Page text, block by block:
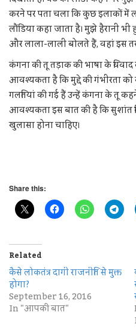
करने पर पता चला कि कुछ इलाकों
लौंडिया कहा जाता है। मुझे हैरानी
और लाला-लाली बोलते हैं, वहां इस
कंगना की तू तड़ाक की भाषा के
आवश्यकता है कि मुद्दे की गंभीरता
गलतियां की गई हैं उन्हें कंगना के तू
आवश्यकता इस बात की है कि सुशांत
खुलासा होना चाहिए।
Share this:
Related
कैसे लोकतंत्र दागी राजनीति से मुक्त
होगा?
September 16, 2016
In "आपकी बात"